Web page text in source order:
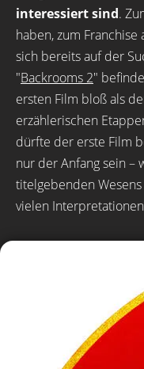
interessiert sind.
haben, zum Franchise
sich bereits auf der
"Backrooms 2"
ersten Film bloß als
erzählerischen
dürfte der erste Film
nur der Anfang sein –
titelgebenden
vielen